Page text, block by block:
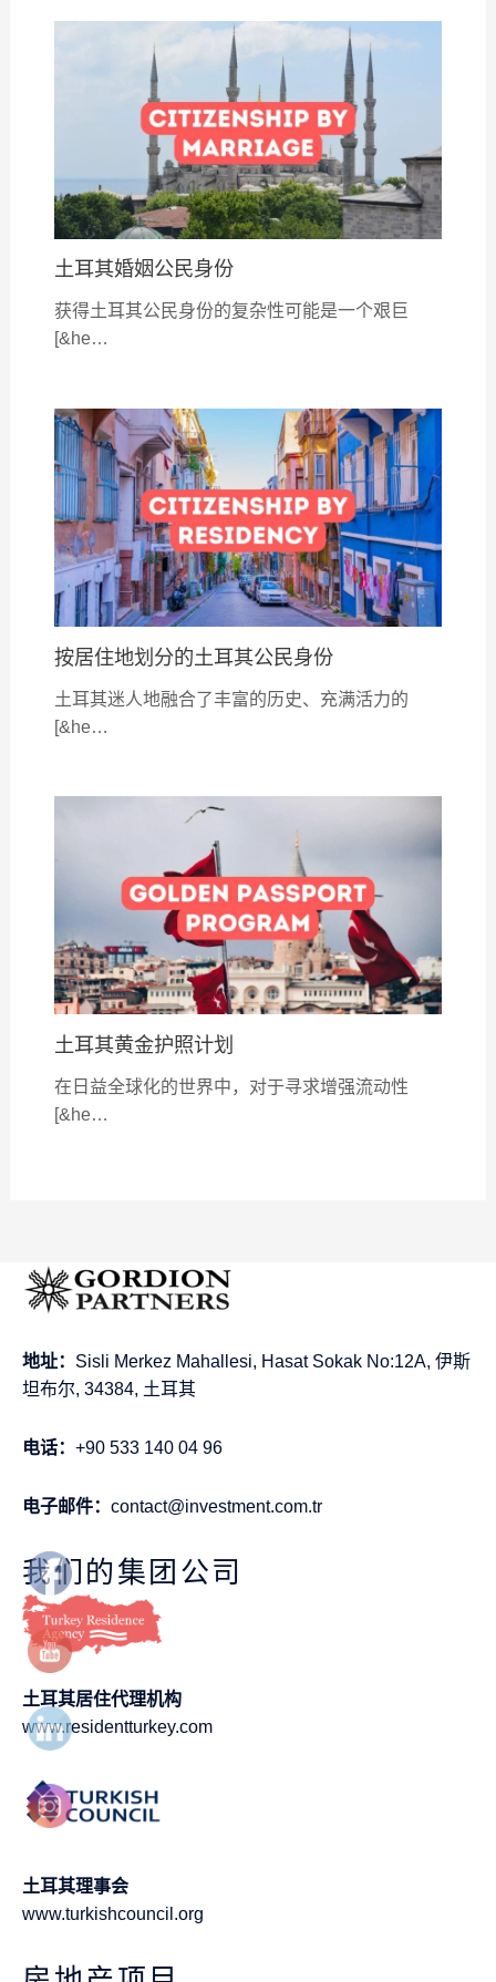
土耳其婚姻公民身份
获得土耳其公民身份的复杂性可能是一个艰巨
[&he…
按居住地划分的土耳其公民身份
土耳其迷人地融合了丰富的历史、充满活力的
[&he…
土耳其黄金护照计划
在日益全球化的世界中，对于寻求增强流动性
[&he…
地址： Sisli Merkez Mahallesi, Hasat Sokak No:12A, 伊斯
坦布尔, 34384, 土耳其
电话： +90 533 140 04 96
电子邮件： contact@investment.com.tr
我们的集团公司
土耳其居住代理机构
www.residentturkey.com
土耳其理事会
www.turkishcouncil.org